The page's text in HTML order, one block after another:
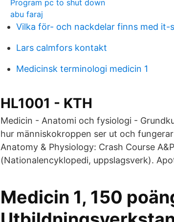
Program pc to shut down
abu faraj
Vilka för- och nackdelar finns med
Lars calmfors kontakt
Medicinsk terminologi medicin 1
HL1001 - KTH
Medicin - Anatomi och fysiologi -
hur människokroppen ser ut och
Anatomy & Physiology: Crash Course
(Nationalencyklopedi, uppslagsverk).
Medicin 1, 150